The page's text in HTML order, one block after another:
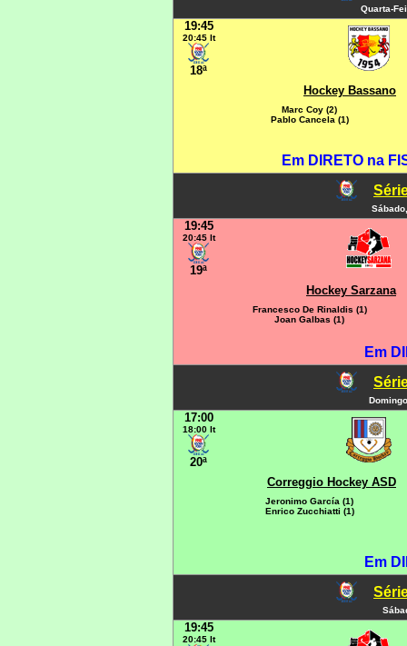
Quarta-
19:45
20:45 It
18ª
Hockey Bassano
Marc Coy (2)
Pablo Cancela (1)
Em DIRETO na
19:45
20:45 It
19ª
Hockey Sarzana
Francesco De Rinaldis (1)
Joan Galbas (1)
Em
17:00
18:00 It
20ª
Correggio Hockey ASD
Jeronimo García (1)
Enrico Zucchiatti (1)
Em
19:45
20:45 It